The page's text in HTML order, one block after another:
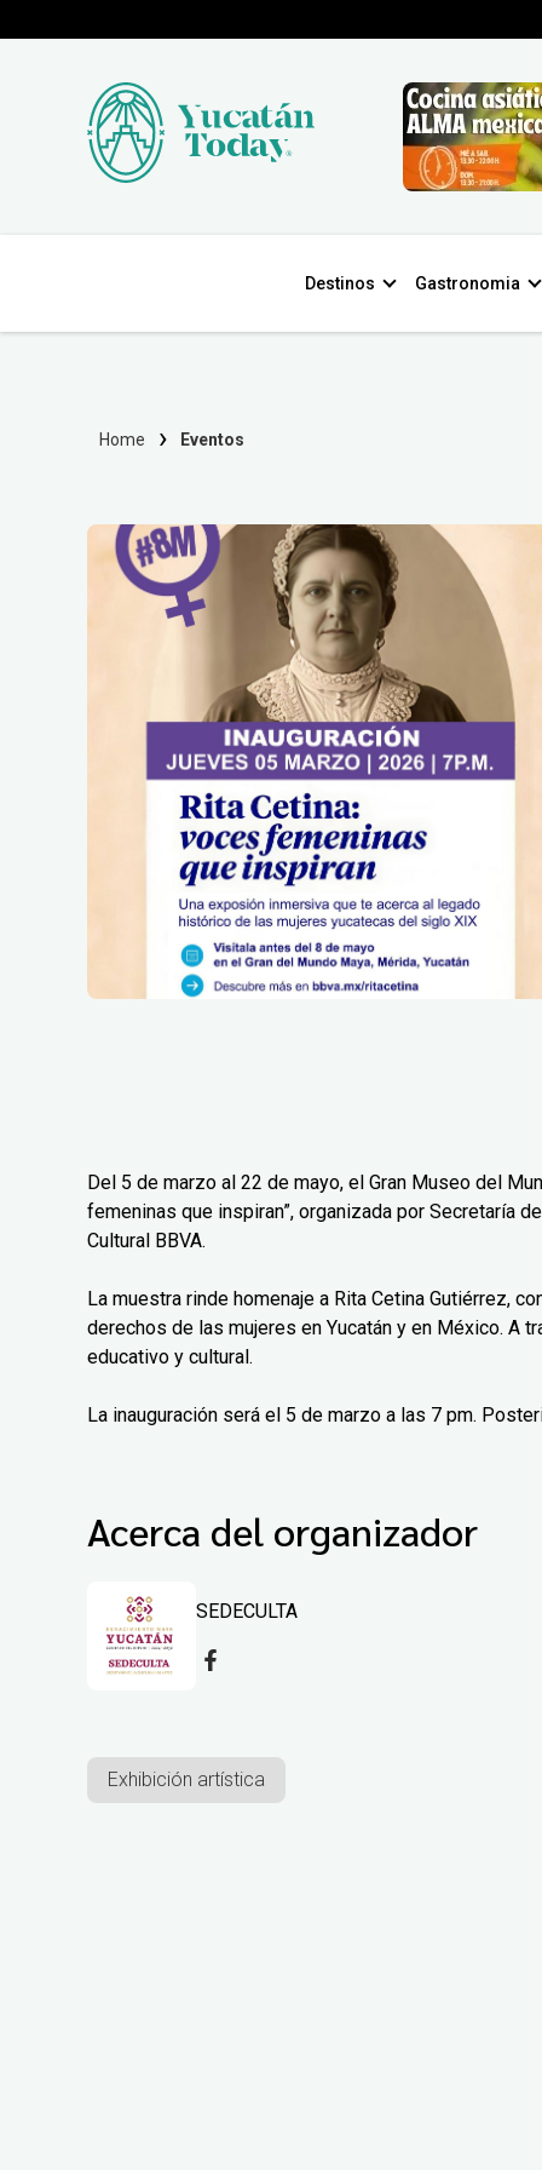
Destinos Gastronomia
Home Eventos
Del 5 de marzo al 22 de mayo, el Gran Museo del
femeninas que inspiran”, organizada por Secretaría
Cultural BBVA.
La muestra rinde homenaje a Rita Cetina Gutiérrez,
derechos de las mujeres en Yucatán y en México. A
educativo y cultural.
La inauguración será el 5 de marzo a las 7 pm.
Acerca del organizador
SEDECULTA
Exhibición artística